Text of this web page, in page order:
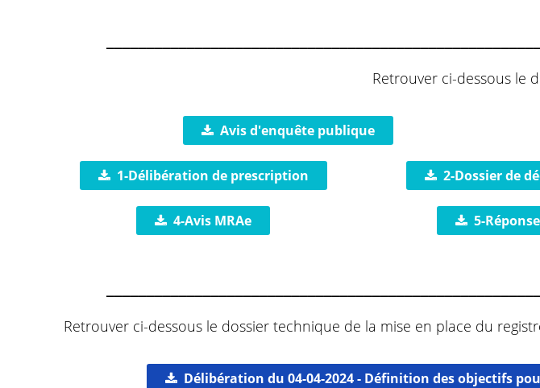
Retrouver ci-dessous le
Avis d'enquête publique
1-Délibération de prescription 2-Dossier de
4-Avis MRAe 5-
Retrouver ci-dessous le dossier technique de la mise en place du
Délibération du 04-04-2024 - Définition des objectifs